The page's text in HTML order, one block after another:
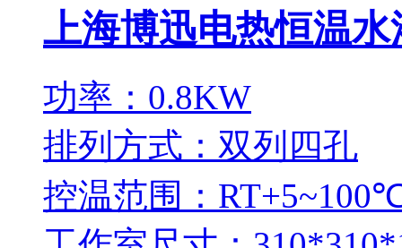
上海博迅电热恒温水
功率：0.8KW
排列方式：双列四孔
控温范围：